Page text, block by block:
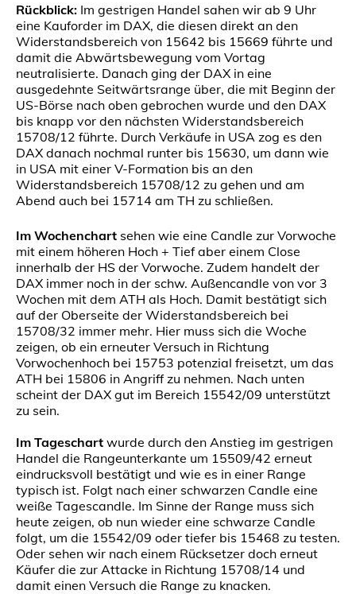
Rückblick: Im gestrigen Handel sahen wir ab 9 Uhr
eine Kauforder im DAX, die diesen direkt an den
Widerstandsbereich von 15642 bis 15669 führte und
damit die Abwärtsbewegung vom Vortag
neutralisierte. Danach ging der DAX in eine
ausgedehnte Seitwärtsrange über, die mit Beginn der
US-Börse nach oben gebrochen wurde und den DAX
bis knapp vor den nächsten Widerstandsbereich
15708/12 führte. Durch Verkäufe in USA zog es den
DAX danach nochmal runter bis 15630, um dann wie
in USA mit einer V-Formation bis an den
Widerstandsbereich 15708/12 zu gehen und am
Abend auch bei 15714 am TH zu schließen.
Im Wochenchart sehen wie eine Candle zur Vorwoche
mit einem höheren Hoch + Tief aber einem Close
innerhalb der HS der Vorwoche. Zudem handelt der
DAX immer noch in der schw. Außencandle von vor 3
Wochen mit dem ATH als Hoch. Damit bestätigt sich
auf der Oberseite der Widerstandsbereich bei
15708/32 immer mehr. Hier muss sich die Woche
zeigen, ob ein erneuter Versuch in Richtung
Vorwochenhoch bei 15753 potenzial freisetzt, um das
ATH bei 15806 in Angriff zu nehmen. Nach unten
scheint der DAX gut im Bereich 15542/09 unterstützt
zu sein.
Im Tageschart wurde durch den Anstieg im gestrigen
Handel die Rangeunterkante um 15509/42 erneut
eindrucksvoll bestätigt und wie es in einer Range
typisch ist. Folgt nach einer schwarzen Candle eine
weiße Tagescandle. Im Sinne der Range muss sich
heute zeigen, ob nun wieder eine schwarze Candle
folgt, um die 15542/09 oder tiefer bis 15468 zu testen.
Oder sehen wir nach einem Rücksetzer doch erneut
Käufer die zur Attacke in Richtung 15708/14 und
damit einen Versuch die Range zu knacken.